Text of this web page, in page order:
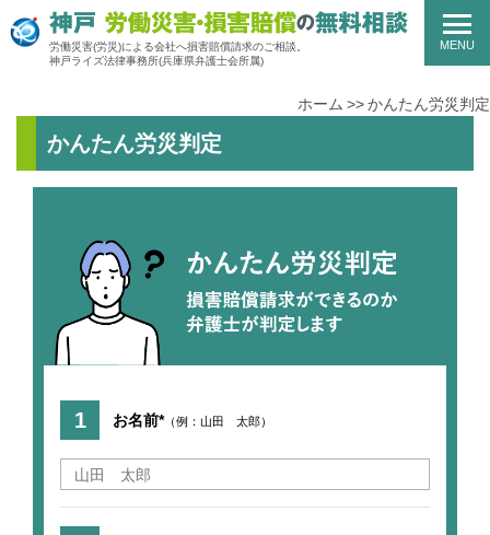
労働災害(労災)による会社へ損害賠償請求のご相談。
神戸ライズ法律事務所(兵庫県弁護士会所属)
MENU
ホーム かんたん労災判定
かんたん労災判定
お名前*（例：山田 太郎）